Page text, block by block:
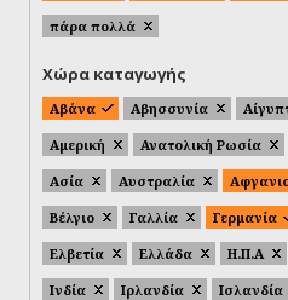
πάρα πολλά
Χώρα καταγωγής
Αβάνα Αβησσυνία
Αμερική
Ανατολική Ρωσία
Ασία
Αυστραλία
Βέλγιο
Γαλλία Γερμανία
Ελβετία
Ελλάδα Η.Π.Α
Ινδία
Ιρλανδία Ισλανδία